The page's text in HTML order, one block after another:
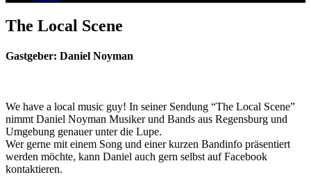
The Local Scene
Gastgeber: Daniel Noyman
We have a local music guy! In seiner Sendung “The Local Scene”
nimmt Daniel Noyman Musiker und Bands aus Regensburg und
Umgebung genauer unter die Lupe.
Wer gerne mit einem Song und einer kurzen Bandinfo präsentiert
werden möchte, kann Daniel auch gern selbst auf Facebook
kontaktieren.